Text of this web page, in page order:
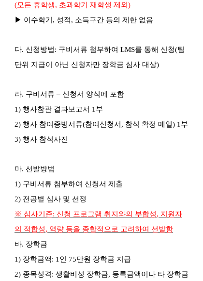
(모든 휴학생, 초과학기 재학생 제외 )
▶ 이수학기 , 성적, 소득구간 등의 제한 없음
다. 신청방법: 구비서류 첨부하여 LMS를 통해 신청(팀
단위 지급이 아닌 신청자만 장학금 심사 대상)
라. 구비서류 – 신청서 양식에 포함
1) 행사참관 결과보고서 1 부
2) 행사 참여증빙서류(참여신청서 , 참석 확정 메일) 1 부
3) 행사 참석사진
마. 선발방법
1) 구비서류 첨부하여 신청서 제출
2) 전공별 심사 및 선정
※ 심사기준: 신청 프로그램 취지와의 부합성, 지원자
의 적합성, 역량 등을 종합적으로 고려하여 선발함
바. 장학금
1) 장학금액: 1 인 75만원 장학금 지급
2) 종목성격: 생활비성 장학금, 등록금액이나 타 장학금